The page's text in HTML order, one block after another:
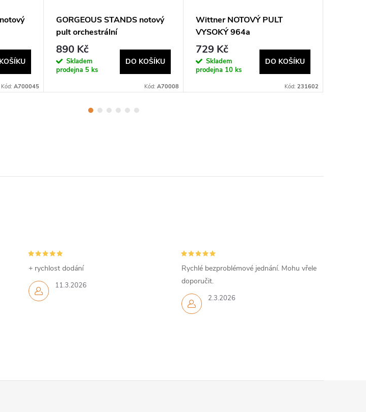
Kód: A700045
GORGEOUS STANDS notový
pult orchestrální
890 Kč
Skladem
prodejna 5 ks
DO KOŠÍKU
Kód: A70008
Wittner NOTOVÝ PULT
VYSOKÝ 964a
729 Kč
Skladem
prodejna 10 ks
DO KOŠÍKU
Kód: 231602
11.3.2026
+ rychlost dodání
2.3.2026
Rychlé bezproblémové jednání. Mohu vřele
doporučit.